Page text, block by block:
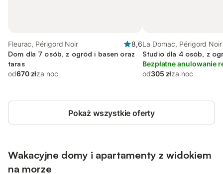
Fleurac, Périgord Noir
8,6
Dom dla 7 osób, z ogród i basen oraz
taras
od670 złza noc
La Dornac, Périgord Noir
Studio dla 4 osób, z
Bezpłatne anulowanie
od305 złza noc
Pokaż wszystkie oferty
Wakacyjne domy i apartamenty z widokiem
na morze